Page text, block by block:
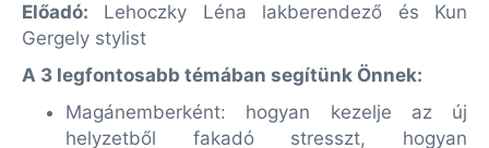
Előadó: Lehoczky Léna lakberendező és Kun
Gergely stylist
A 3 legfontosabb témában segítünk Önnek:
Magánemberként: hogyan kezelje az új
helyzetből fakadó stresszt, hogyan